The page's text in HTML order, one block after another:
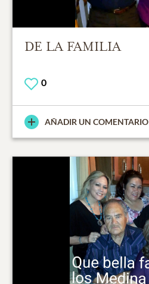
DE LA FAMILIA
0
AÑADIR UN COMENTARIO